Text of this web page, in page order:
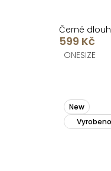
Černé
599 Kč
ONESIZE
New